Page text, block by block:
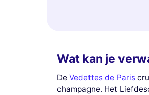
Wat kan je
De Vedettes de Paris
champagne. Het